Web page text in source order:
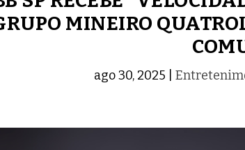
MINEIRO
ago 30, 2025 |